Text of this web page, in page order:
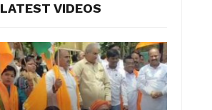
LATEST VIDEOS